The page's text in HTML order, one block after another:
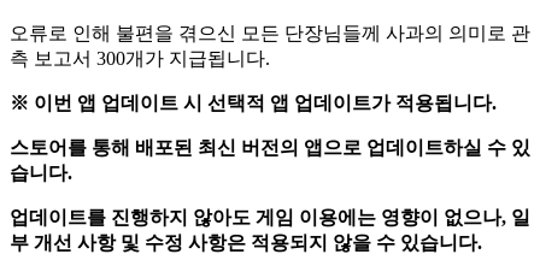
오류로 인해 불편을 겪으신 모든 단장님들께 사과의 의미로 관
측 보고서 300개가 지급됩니다.
※ 이번 앱 업데이트 시 선택적 앱 업데이트가 적용됩니다.
스토어를 통해 배포된 최신 버전의 앱으로 업데이트하실 수 있
습니다.
업데이트를 진행하지 않아도 게임 이용에는 영향이 없으나, 일
부 개선 사항 및 수정 사항은 적용되지 않을 수 있습니다.